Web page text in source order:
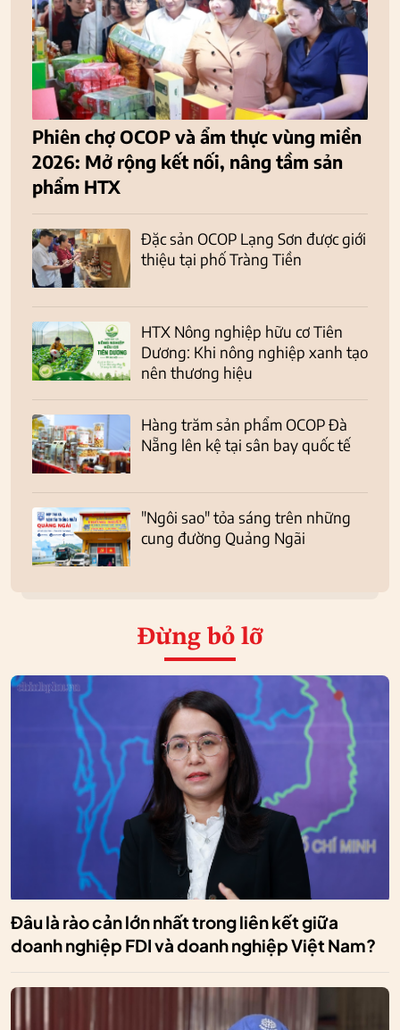
Phiên chợ OCOP và ẩm thực vùng miền
2026: Mở rộng kết nối, nâng tầm sản
phẩm HTX
Đặc sản OCOP Lạng Sơn được giới
thiệu tại phố Tràng Tiền
HTX Nông nghiệp hữu cơ Tiên
Dương: Khi nông nghiệp xanh tạo
nên thương hiệu
Hàng trăm sản phẩm OCOP Đà
Nẵng lên kệ tại sân bay quốc tế
"Ngôi sao" tỏa sáng trên những
cung đường Quảng Ngãi
Đừng bỏ lỡ
Đâu là rào cản lớn nhất trong liên kết giữa
doanh nghiệp FDI và doanh nghiệp Việt Nam?